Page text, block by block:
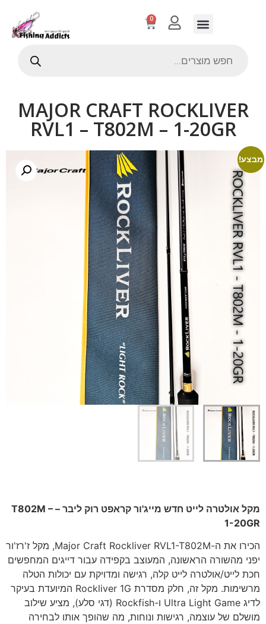
0
MAJOR CRAFT ROCKLIVER
RVL1 – T802M – 1-20GR
מקל אולטרה לייט חדש מייג'ור קראפט רוק ליבר – T802M –
1-20GR
הכירו את ה-Major Craft Rockliver RVL1-T802M, מקל ז'רז'ור
יפני מהשורה הראשונה, המעוצב בקפידה עבור דייגים המחפשים
חכת לייט/אולטרה לייט קלה, רגישה ומדויקת עם יכולות הטלה
מרשימות. מקל זה, חלק מסדרת Rockliver 1G המיועדת בעיקר
לדיג Ultra Light Game ו-Rockfish (דגי סלע), מציע שילוב
מושלם של עוצמה, רגישות ונוחות, מה שהופך אותו לבחירה
מבצע!